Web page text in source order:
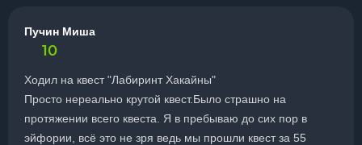
Пучин Миша
10
Ходил на квест "Лабиринт Хакайны"
Просто нереально крутой квест.Было страшно на
протяжении всего квеста. Я в пребываю до сих пор в
эйфории, всё это не зря ведь мы прошли квест за 55